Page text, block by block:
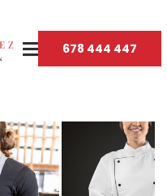
678 444 447